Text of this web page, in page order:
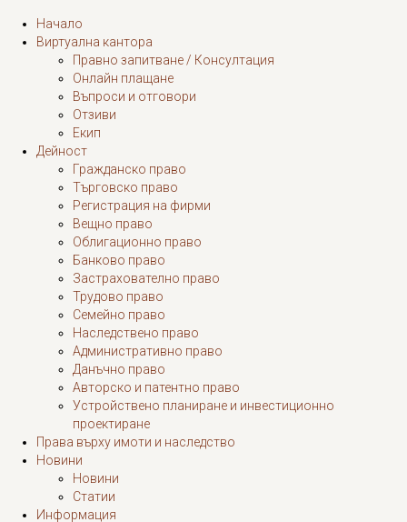
Начало
Виртуална кантора
Правно запитване / Консултация
Онлайн плащане
Въпроси и отговори
Отзиви
Екип
Дейност
Гражданско право
Търговско право
Регистрация на фирми
Вещно право
Облигационно право
Банково право
Застрахователно право
Трудово право
Семейно право
Наследствено право
Административно право
Данъчно право
Авторско и патентно право
Устройствено планиране и инвестиционно
проектиране
Права върху имоти и наследство
Новини
Новини
Статии
Информация